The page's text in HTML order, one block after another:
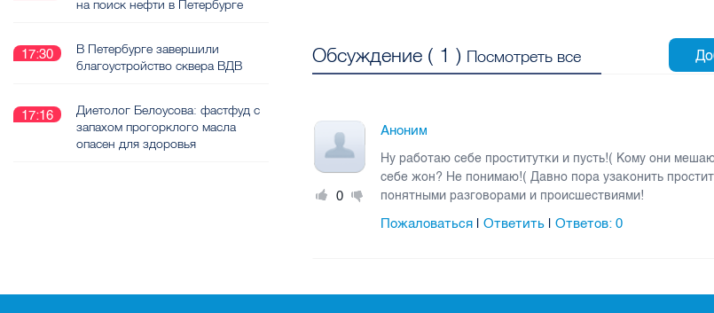
Обсуждение ( 1 ) Посмотреть все
0
Аноним
Ну работаю себе проститутки и пусть!( Кому они
себе жон? Не понимаю!( Давно пора узаконить
понятными разговорами и происшествиями!
Пожаловаться |Ответить |Ответов:0
на поиск нефти в Петербурге
17:30
В Петербурге завершили
благоустройство сквера ВДВ
17:16
Диетолог Белоусова: фастфуд с
запахом прогорклого масла
опасен для здоровья